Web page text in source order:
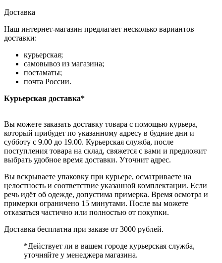
Доставка
Наш интернет-магазин предлагает несколько вариантов
доставки:
курьерская;
самовывоз из магазина;
постаматы;
почта России.
Курьерская доставка*
Вы можете заказать доставку товара с помощью курьера,
который прибудет по указанному адресу в будние дни и
субботу с 9.00 до 19.00. Курьерская служба, после
поступления товара на склад, свяжется с вами и предложит
выбрать удобное время доставки. Уточнит адрес.
Вы вскрываете упаковку при курьере, осматриваете на
целостность и соответствие указанной комплектации. Если
речь идёт об одежде, допустима примерка. Время осмотра и
примерки ограничено 15 минутами. После вы можете
отказаться частично или полностью от покупки.
Доставка бесплатна при заказе от 3000 рублей.
*Действует ли в вашем городе курьерская служба,
уточняйте у менеджера магазина.